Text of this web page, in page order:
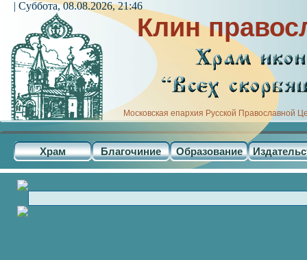
Клин
Московская епархия Русской Православной
Храм Благочиние Образование
| Суббота, 08.08.2026, 21:46